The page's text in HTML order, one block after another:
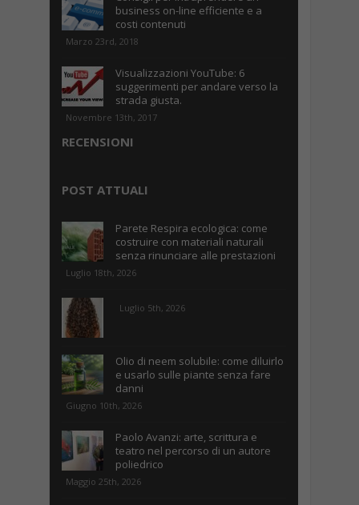
business on-line efficiente e a
costi contenuti
Marzo 23rd, 2018
Visualizzazioni YouTube: 6
suggerimenti per andare verso la
strada giusta.
Novembre 13th, 2017
RECENSIONI
POST ATTUALI
Parete Respira ecologica: come
costruire con materiali naturali
senza rinunciare alle prestazioni
Luglio 18th, 2026
Luglio 5th, 2026
Olio di neem solubile: come diluirlo
e usarlo sulle piante senza fare
danni
Giugno 10th, 2026
Paolo Avanzi: arte, scrittura e
teatro nel percorso di un autore
poliedrico
Maggio 25th, 2026